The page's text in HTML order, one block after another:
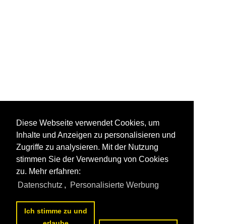
Diese Webseite verwendet Cookies, um
Inhalte und Anzeigen zu personalisieren und
Zugriffe zu analysieren. Mit der Nutzung
stimmen Sie der Verwendung von Cookies
zu. Mehr erfahren:
Datenschutz , Personalisierte Werbung
Ich stimme zu und